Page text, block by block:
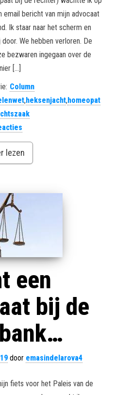
email bericht van mijn advocaat
Ik staar naar het scherm en
We hebben verloren. De
bezwaren ingegaan over de
[…]
Column
,heksenjacht,homeopat
lezen
een
bij de
door emasindelarova4
fiets voor het Paleis van de